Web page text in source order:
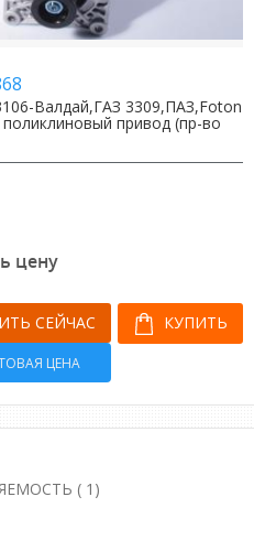
Валдай,ГАЗ 3309,ПАЗ,Foton
привод (пр-во
цену
КУПИТЬ
СЕЙЧАС
ЦЕНА
( 1)